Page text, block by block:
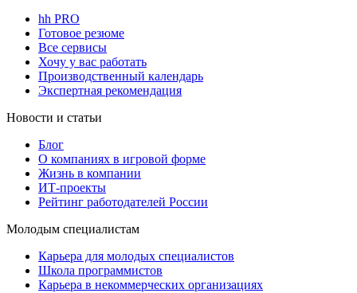
hh PRO
Готовое резюме
Все сервисы
Хочу у вас работать
Производственный календарь
Экспертная рекомендация
Новости и статьи
Блог
О компаниях в игровой форме
Жизнь в компании
ИТ-проекты
Рейтинг работодателей России
Молодым специалистам
Карьера для молодых специалистов
Школа программистов
Карьера в некоммерческих организациях